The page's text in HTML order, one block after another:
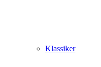
Klassiker